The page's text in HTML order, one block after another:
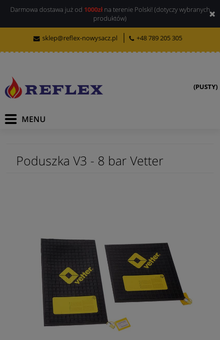
Darmowa dostawa już od 1000złna terenie Polski! (dotyczy wybranych
produktów)
sklep@reflex-nowysacz.pl +48 789 205 305
(PUSTY)
Poduszka V3 - 8 bar Vetter